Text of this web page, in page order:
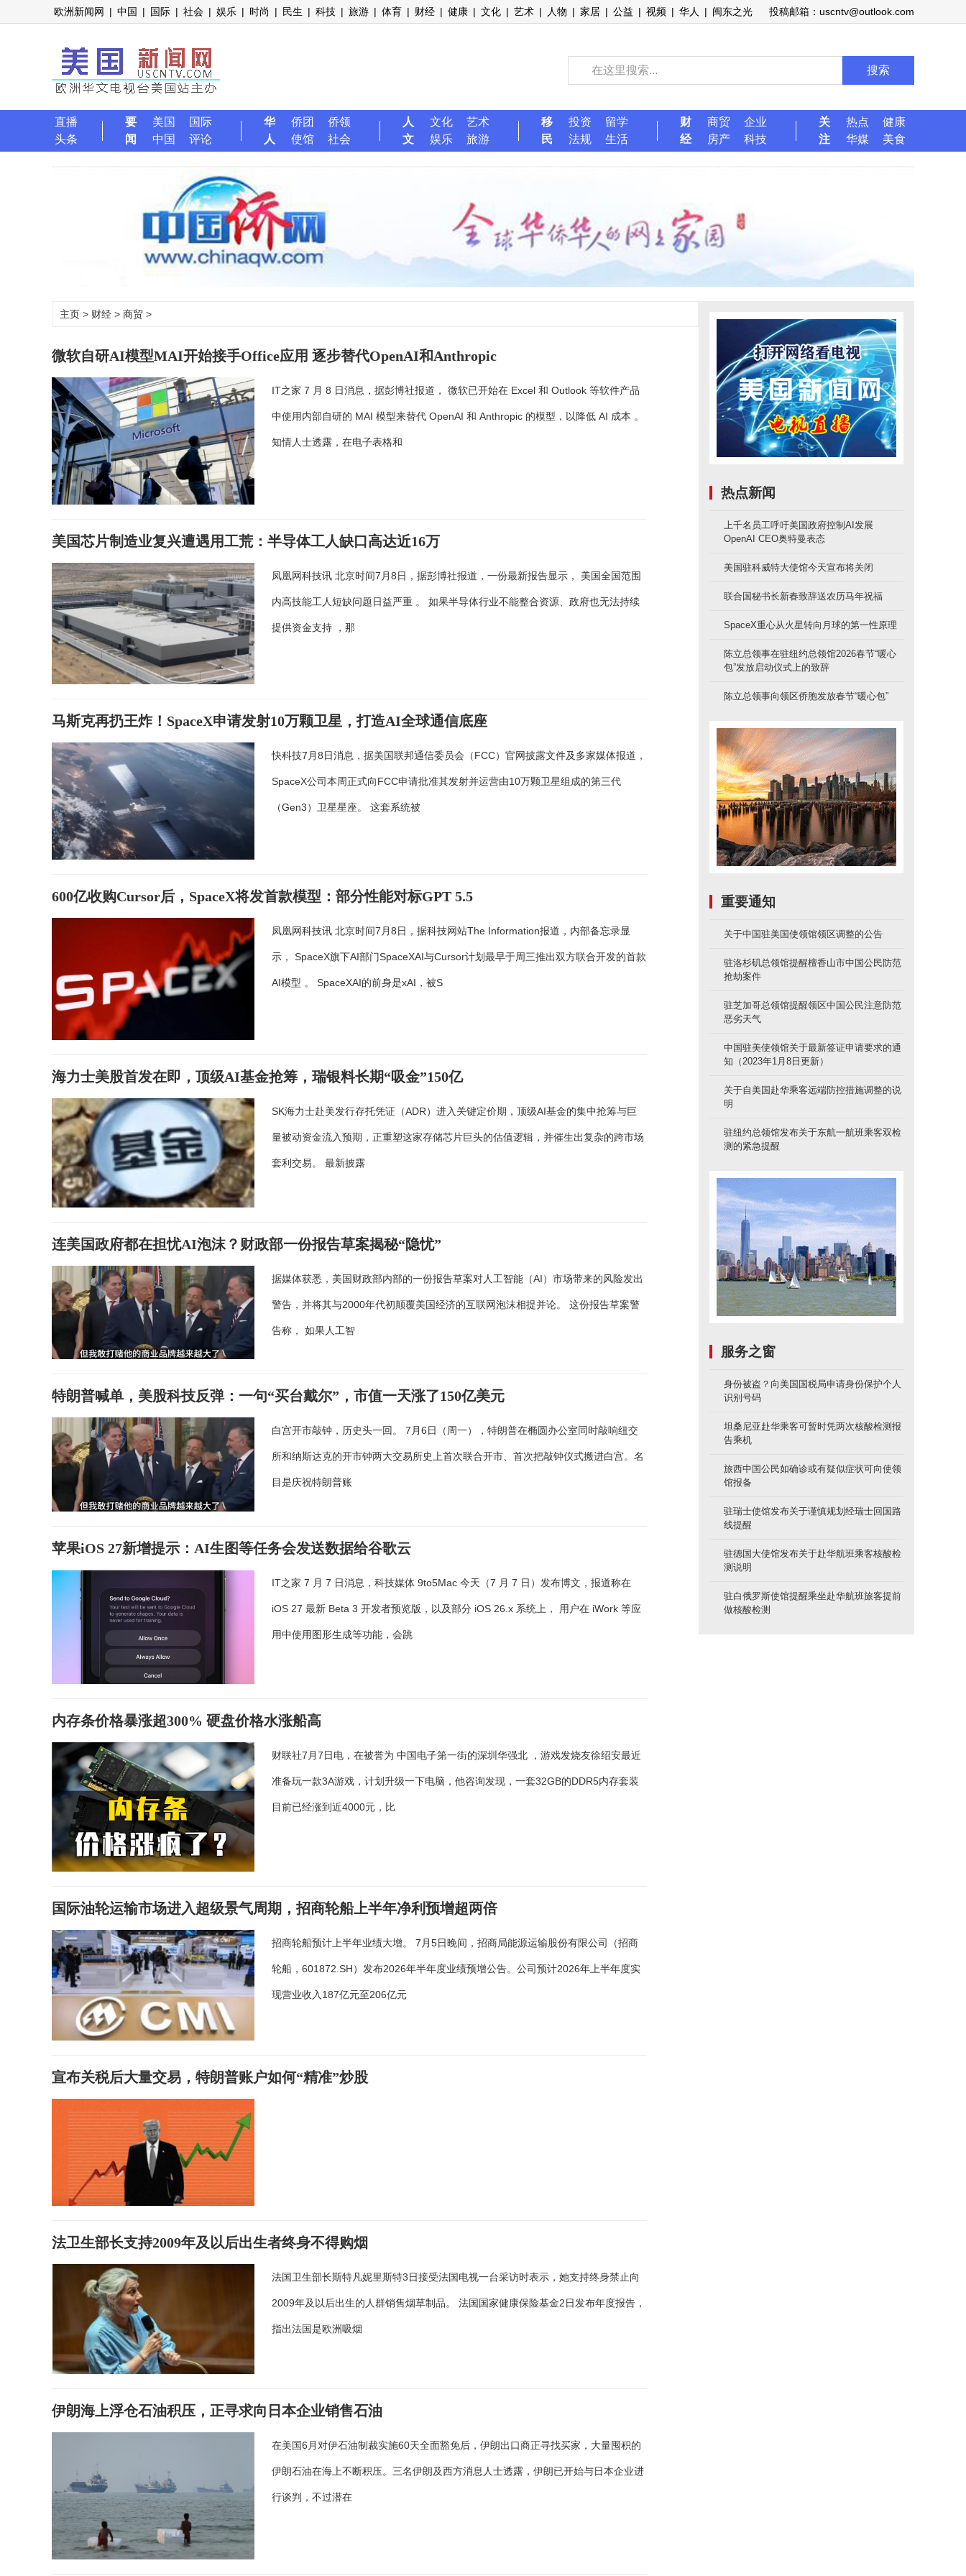
欧洲新闻网 | 中国 | 国际 | 社会 | 娱乐 | 时尚 | 民生 | 科技 | 旅游 | 体育 | 财经 | 健康 | 文化 | 艺术 | 人物 | 家居 | 公益 | 视频 | 华人 | 闽东之光 投稿邮箱：uscntv@outlook.com
搜索
直播
头条
要
闻
美国
国际
中国
评论
华
人
侨团
侨领
使馆
社会
人
文
文化
艺术
娱乐
旅游
移
民
投资
留学
法规
生活
财
经
商贸
企业
房产
科技
关
注
热点
健康
华媒
美食
主页 > 财经 > 商贸 >
微软自研AI模型MAI开始接手Office应用 逐步替代OpenAI和Anthropic
IT之家 7 月 8 日消息，据彭博社报道， 微软已开始在 Excel 和 Outlook 等软件产品
中使用内部自研的 MAI 模型来替代 OpenAI 和 Anthropic 的模型，以降低 AI 成本 。
知情人士透露，在电子表格和
美国芯片制造业复兴遭遇用工荒：半导体工人缺口高达近16万
凤凰网科技讯 北京时间7月8日，据彭博社报道，一份最新报告显示， 美国全国范围
内高技能工人短缺问题日益严重 。 如果半导体行业不能整合资源、政府也无法持续
提供资金支持 ，那
马斯克再扔王炸！SpaceX申请发射10万颗卫星，打造AI全球通信底座
快科技7月8日消息，据美国联邦通信委员会（FCC）官网披露文件及多家媒体报道，
SpaceX公司本周正式向FCC申请批准其发射并运营由10万颗卫星组成的第三代
（Gen3）卫星星座。 这套系统被
600亿收购Cursor后，SpaceX将发首款模型：部分性能对标GPT 5.5
凤凰网科技讯 北京时间7月8日，据科技网站The Information报道，内部备忘录显
示， SpaceX旗下AI部门SpaceXAI与Cursor计划最早于周三推出双方联合开发的首款
AI模型 。 SpaceXAI的前身是xAI，被S
海力士美股首发在即，顶级AI基金抢筹，瑞银料长期“吸金”150亿
SK海力士赴美发行存托凭证（ADR）进入关键定价期，顶级AI基金的集中抢筹与巨
量被动资金流入预期，正重塑这家存储芯片巨头的估值逻辑，并催生出复杂的跨市场
套利交易。 最新披露
连美国政府都在担忧AI泡沫？财政部一份报告草案揭秘“隐忧”
据媒体获悉，美国财政部内部的一份报告草案对人工智能（AI）市场带来的风险发出
警告，并将其与2000年代初颠覆美国经济的互联网泡沫相提并论。 这份报告草案警
告称， 如果人工智
特朗普喊单，美股科技反弹：一句“买台戴尔”，市值一天涨了150亿美元
白宫开市敲钟，历史头一回。 7月6日（周一），特朗普在椭圆办公室同时敲响纽交
所和纳斯达克的开市钟两大交易所史上首次联合开市、首次把敲钟仪式搬进白宫。名
目是庆祝特朗普账
苹果iOS 27新增提示：AI生图等任务会发送数据给谷歌云
IT之家 7 月 7 日消息，科技媒体 9to5Mac 今天（7 月 7 日）发布博文，报道称在
iOS 27 最新 Beta 3 开发者预览版，以及部分 iOS 26.x 系统上， 用户在 iWork 等应
用中使用图形生成等功能，会跳
内存条价格暴涨超300% 硬盘价格水涨船高
财联社7月7日电，在被誉为 中国电子第一街的深圳华强北 ，游戏发烧友徐绍安最近
准备玩一款3A游戏，计划升级一下电脑，他咨询发现，一套32GB的DDR5内存套装
目前已经涨到近4000元，比
国际油轮运输市场进入超级景气周期，招商轮船上半年净利预增超两倍
招商轮船预计上半年业绩大增。 7月5日晚间，招商局能源运输股份有限公司（招商
轮船，601872.SH）发布2026年半年度业绩预增公告。公司预计2026年上半年度实
现营业收入187亿元至206亿元
宣布关税后大量交易，特朗普账户如何“精准”炒股
法卫生部长支持2009年及以后出生者终身不得购烟
法国卫生部长斯特凡妮里斯特3日接受法国电视一台采访时表示，她支持终身禁止向
2009年及以后出生的人群销售烟草制品。 法国国家健康保险基金2日发布年度报告，
指出法国是欧洲吸烟
伊朗海上浮仓石油积压，正寻求向日本企业销售石油
在美国6月对伊石油制裁实施60天全面豁免后，伊朗出口商正寻找买家，大量囤积的
伊朗石油在海上不断积压。三名伊朗及西方消息人士透露，伊朗已开始与日本企业进
行谈判，不过潜在
热点新闻
上千名员工呼吁美国政府控制AI发展
OpenAI CEO奥特曼表态
美国驻科威特大使馆今天宣布将关闭
联合国秘书长新春致辞送农历马年祝福
SpaceX重心从火星转向月球的第一性原理
陈立总领事在驻纽约总领馆2026春节“暖心
包”发放启动仪式上的致辞
陈立总领事向领区侨胞发放春节“暖心包”
重要通知
关于中国驻美国使领馆领区调整的公告
驻洛杉矶总领馆提醒檀香山市中国公民防范
抢劫案件
驻芝加哥总领馆提醒领区中国公民注意防范
恶劣天气
中国驻美使领馆关于最新签证申请要求的通
知（2023年1月8日更新）
关于自美国赴华乘客远端防控措施调整的说
明
驻纽约总领馆发布关于东航一航班乘客双检
测的紧急提醒
服务之窗
身份被盗？向美国国税局申请身份保护个人
识别号码
坦桑尼亚赴华乘客可暂时凭两次核酸检测报
告乘机
旅西中国公民如确诊或有疑似症状可向使领
馆报备
驻瑞士使馆发布关于谨慎规划经瑞士回国路
线提醒
驻德国大使馆发布关于赴华航班乘客核酸检
测说明
驻白俄罗斯使馆提醒乘坐赴华航班旅客提前
做核酸检测